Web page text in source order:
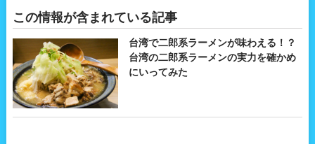
この情報が含まれている記事
台湾で二郎系ラーメンが味わえる！？
台湾の二郎系ラーメンの実力を確かめ
にいってみた